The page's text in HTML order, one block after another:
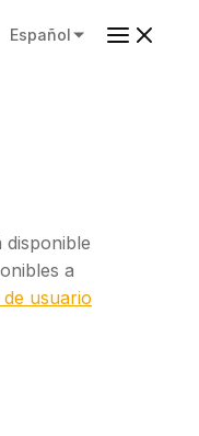
Español
disponible
a
usuario